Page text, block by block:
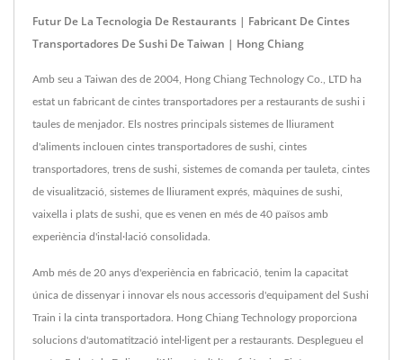
Futur De La Tecnologia De Restaurants | Fabricant De Cintes
Transportadores De Sushi De Taiwan | Hong Chiang
Amb seu a Taiwan des de 2004, Hong Chiang Technology Co., LTD ha
estat un fabricant de cintes transportadores per a restaurants de sushi i
taules de menjador. Els nostres principals sistemes de lliurament
d'aliments inclouen cintes transportadores de sushi, cintes
transportadores, trens de sushi, sistemes de comanda per tauleta, cintes
de visualització, sistemes de lliurament exprés, màquines de sushi,
vaixella i plats de sushi, que es venen en més de 40 països amb
experiència d'instal·lació consolidada.
Amb més de 20 anys d'experiència en fabricació, tenim la capacitat
única de dissenyar i innovar els nous accessoris d'equipament del Sushi
Train i la cinta transportadora. Hong Chiang Technology proporciona
solucions d'automatització intel·ligent per a restaurants. Desplegueu el